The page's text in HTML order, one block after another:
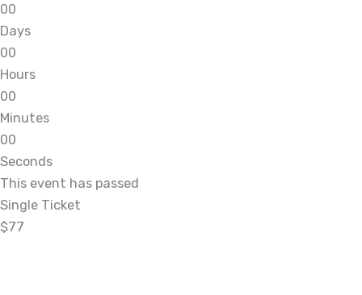
00
Days
00
Hours
00
Minutes
00
Seconds
This event has passed
Single Ticket
$77